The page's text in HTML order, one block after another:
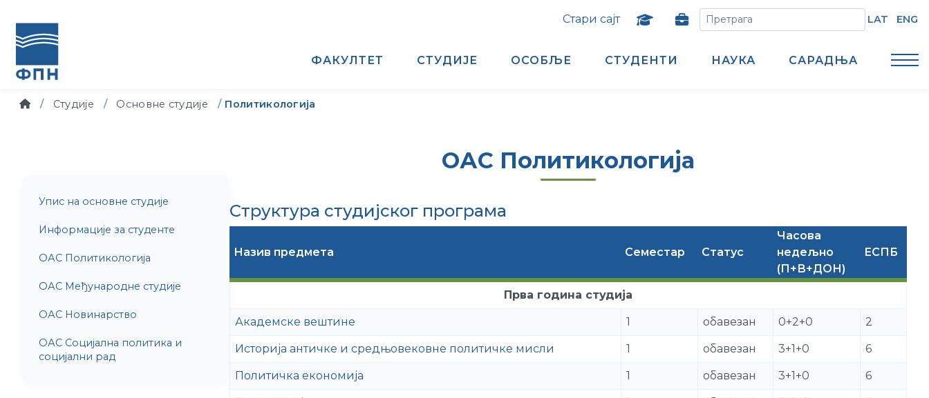
Стари сајт LAT ENG
ФАКУЛТЕТ СТУДИЈЕ ОСОБЉЕ СТУДЕНТИ НАУКА САРАДЊА
Студије Основне студије Политикологија
Упис на основне студије
Информације за студенте
ОАС Политикологија
ОАС Међународне студије
ОАС Новинарство
ОАС Социјална политика и
социјални рад
ОАС Политикологија
Структура студијског програма
Назив предмета Семестар Статус
Часова
недељно
(П+В+ДОН)
ЕСПБ
Прва година студија
Академске вештине 1 обавезан 0+2+0 2
Историја античке и средњовековне политичке мисли 1 обавезан 3+1+0 6
Политичка економија 1 обавезан 3+1+0 6